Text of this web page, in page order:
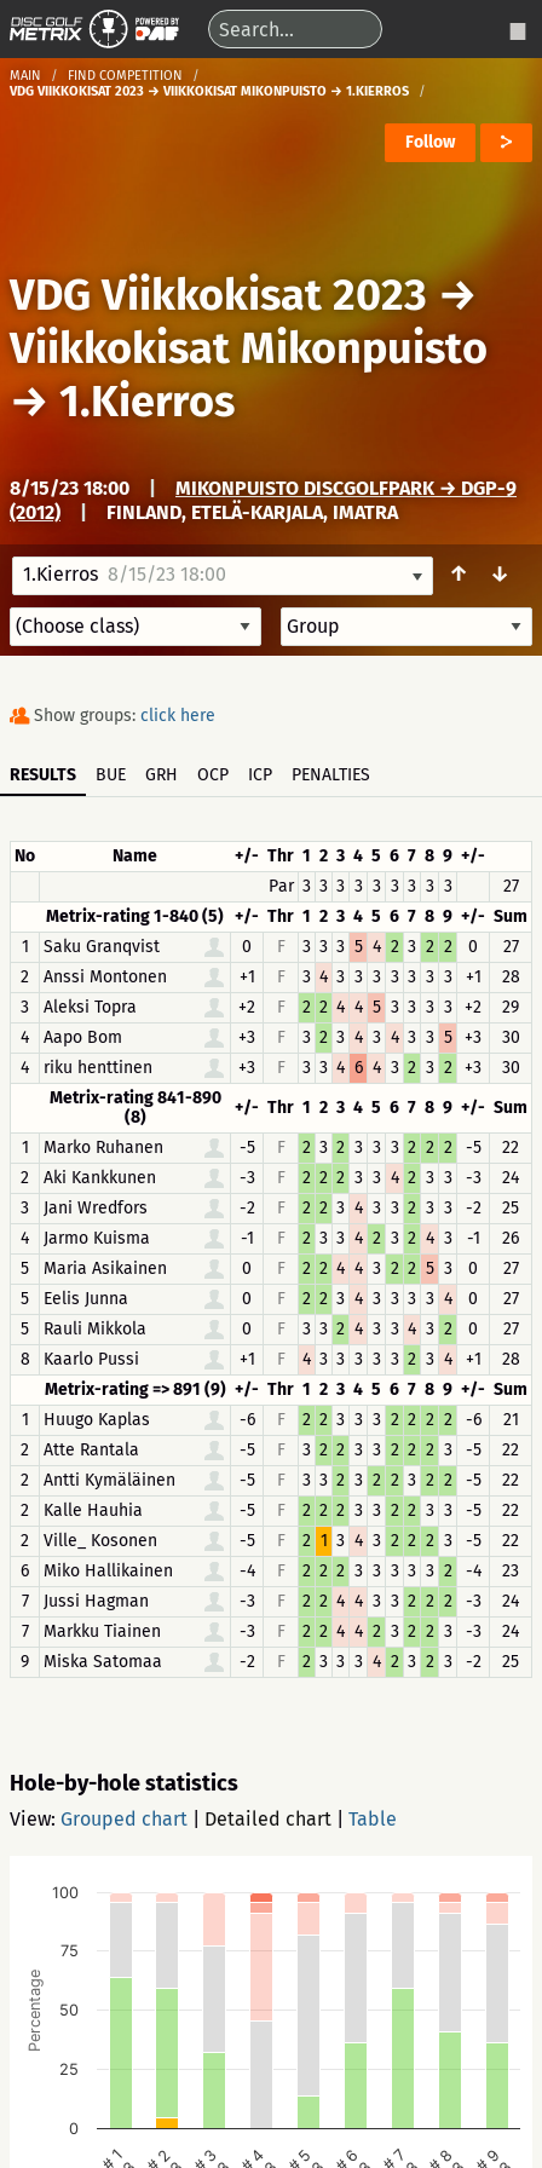
MAIN
FIND COMPETITION
VDG VIIKKOKISAT 2023 → VIIKKOKISAT MIKONPUISTO → 1.KIERROS
Follow
VDG Viikkokisat 2023→
Viikkokisat Mikonpuisto
→1.Kierros
8/15/23 18:00
MIKONPUISTO DISCGOLFPARK → DGP-9
(2012)
FINLAND, ETELÄ-KARJALA, IMATRA
1.Kierros 8/15/23 18:00 ↑ ↓
Show groups: click here
RESULTS BUE GRH OCP ICP PENALTIES
No Name +/- Thr 1 2 3 4 5 6 7 8 9 +/-
Par 3 3 3 3 3 3 3 3 3
27
Metrix-rating 1-840 (5) +/- Thr 1 2 3 4 5 6 7 8 9 +/- Sum
1
Saku Granqvist 0 F 3 3 3 5 4 2 3 2 2 0
27
2
Anssi Montonen +1 F 3 4 3 3 3 3 3 3 3 +1
28
3
Aleksi Topra +2 F 2 2 4 4 5 3 3 3 3 +2
29
4
Aapo Bom +3 F 3 2 3 4 3 4 3 3 5 +3
30
4
riku henttinen +3 F 3 3 4 6 4 3 2 3 2 +3
30
Metrix-rating 841-890
(8)
+/- Thr 1 2 3 4 5 6 7 8 9 +/- Sum
1
Marko Ruhanen -5 F 2 3 2 3 3 3 2 2 2 -5
22
2
Aki Kankkunen -3 F 2 2 2 3 3 4 2 3 3 -3
24
3
Jani Wredfors -2 F 2 2 3 4 3 3 2 3 3 -2
25
4
Jarmo Kuisma -1 F 2 3 3 4 2 3 2 4 3 -1
26
5
Maria Asikainen 0 F 2 2 4 4 3 2 2 5 3 0
27
5
Eelis Junna 0 F 2 2 3 4 3 3 3 3 4 0
27
5
Rauli Mikkola 0 F 3 3 2 4 3 3 4 3 2 0
27
8
Kaarlo Pussi +1 F 4 3 3 3 3 3 2 3 4 +1
28
Metrix-rating => 891 (9) +/- Thr 1 2 3 4 5 6 7 8 9 +/- Sum
1
Huugo Kaplas -6 F 2 2 3 3 3 2 2 2 2 -6
21
2
Atte Rantala -5 F 3 2 2 3 3 2 2 2 3 -5
22
2
Antti Kymäläinen -5 F 3 3 2 3 2 2 3 2 2 -5
22
2
Kalle Hauhia -5 F 2 2 2 3 3 2 2 3 3 -5
22
2
Ville_ Kosonen -5 F 2 1 3 4 3 2 2 2 3 -5
22
6
Miko Hallikainen -4 F 2 2 2 3 3 3 3 3 2 -4
23
7
Jussi Hagman -3 F 2 2 4 4 3 3 2 2 2 -3
24
7
Markku Tiainen -3 F 2 2 4 4 2 3 2 2 3 -3
24
9
Miska Satomaa -2 F 2 3 3 3 4 2 3 2 3 -2 25
Hole-by-hole statistics
View: Grouped chart Detailed chart Table
Percentage
# 1 # 2 # 3 # 4 # 5 # 6 # 7 # 8 # 9
0
25
50
75
100